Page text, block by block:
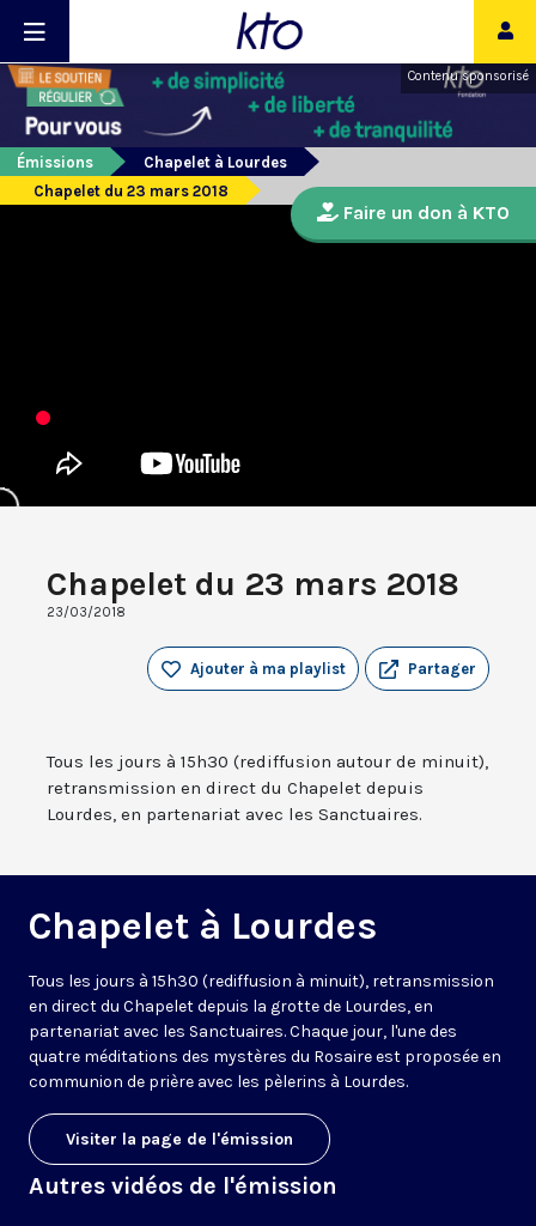
Contenu sponsorisé
Émissions
Chapelet à Lourdes
Chapelet du 23 mars 2018
Chapelet du 23 mars 2018
23/03/2018
Partager
Ajouter à ma playlist
Tous les jours à 15h30 (rediffusion autour de minuit),
retransmission en direct du Chapelet depuis
Lourdes, en partenariat avec les Sanctuaires.
Chapelet à Lourdes
Tous les jours à 15h30 (rediffusion à minuit), retransmission
en direct du Chapelet depuis la grotte de Lourdes, en
partenariat avec les Sanctuaires. Chaque jour, l'une des
quatre méditations des mystères du Rosaire est proposée en
communion de prière avec les pèlerins à Lourdes.
Visiter la page de l'émission
Autres vidéos de l'émission
Faire un don à KTO